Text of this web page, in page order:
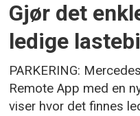
Gjør det
ledige
PARKERING:
Remote App med en
viser hvor det finnes